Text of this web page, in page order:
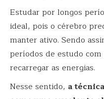
Estudar por longos
ideal, pois o cérebro
manter ativo. Sendo
períodos de estudo
recarregar as energias.
Nesse sentido, a